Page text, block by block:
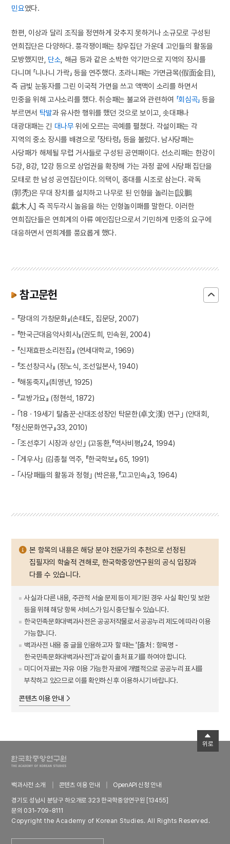
민요였다.
한편, 이상과 달리 조직을 정연하게 갖추지 못하거나 소규모로 구성된
연희집단은 다양하다. 풍각쟁이패는 창우집단 가운데 고인들의 활동을
모방했지만, 단소 , 해금 등과 같은 소박한 악기만으로 지역의 장시를
다니며 「니나니 가락」 등을 연주했다. 초라니패는 가면금목(假面金目),
즉 금빛 눈동자를 그린 이국적 가면을 쓰고 액맥이 소리를 하면서
민중을 위해 고사소리를 했다. 취승패는 불교와 관련하여 「회심곡」 등을
부르면서 탁발과 유사한 행위를 했던 것으로 보이고, 솟대패나
대광대패는 긴 대나무 위에 오르는 곡예를 펼쳤다. 각설이패는 각
지역의 중소 장시를 배경으로 「장타령」 등을 불렀다. 남사당패는
사당패가 해체될 무렵 거사들로 구성된 공연패이다. 선소리패는 한강이
5강, 8강, 12강 등으로 상업권을 확장해 가는 과정 끝에 사당패 집단을
모태로 한 남성 공연집단이다. 의택이, 종대를 시조로 삼는다. 곽독
(郭禿)은 무대 장치를 설치하고 나무로 된 인형을 놀리는[設鵬
戱木人] 즉 꼭두각시 놀음을 하는 인형놀이패를 말한다. 이러한
연희집단들은 연희계의 아류 예인집단으로서 기민하게 민중의 요구에
대응하면서 연희계를 풍요롭게 했다.
참고문헌
- 『광대의 가창문화』(손태도, 집문당, 2007)
- 『한국근대음악사회사』(권도희, 민속원, 2004)
- 『신재효판소리전집』 (연세대학교, 1969)
- 『조선창극사』 (정노식, 조선일본사, 1940)
- 『해동죽지』(최영년, 1925)
- 『교방가요』 (정현석, 1872)
- ｢18ㆍ19세기 탈춤꾼·산대조성장인 탁문한(卓文漢) 연구｣ (안대회,
『정신문화연구』33, 2010)
- ｢조선후기 시장과 상인｣ (고동환,『역사비평』24, 1994)
- ｢게우사｣ (김종철 역주, 『한국학보』 65, 1991)
- ｢사당패들의 활동과 정형｣ (박은용,『고고민속』3, 1964)
본 항목의 내용은 해당 분야 전문가의 추천으로 선정된
집필자의 학술적 견해로, 한국학중앙연구원의 공식 입장과
다를 수 있습니다.
사실과 다른 내용, 주관적 서술 문제 등이 제기된 경우 사실 확인 및 보완
등을 위해 해당 항목 서비스가 임시 중단될 수 있습니다.
한국민족문화대백과사전은 공공저작물로서 공공누리 제도에 따라 이용
가능합니다.
백과사전 내용 중 글을 인용하고자 할 때는 '[출처 : 항목명 -
한국민족문화대백과사전]'과 같이 출처 표기를 하여야 합니다.
미디어 자료는 자유 이용 가능한 자료에 개별적으로 공공누리 표시를
부착하고 있으므로 이를 확인하신 후 이용하시기 바랍니다.
콘텐츠 이용 안내
백과사전 소개 콘텐츠 이용 안내
OpenAPI 신청 안내
경기도 성남시 분당구 하오개로 323 한국학중앙연구원 [13455]
문의 031-709-8111
Copyright the Academy of Korean Studies. All Rights Reserved.
위로